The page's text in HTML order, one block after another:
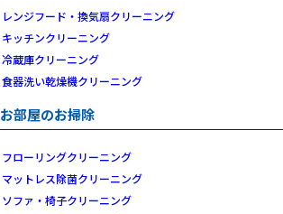
レンジフード・換気扇クリーニング
キッチンクリーニング
冷蔵庫クリーニング
食器洗い乾燥機クリーニング
お部屋のお掃除
フローリングクリーニング
マットレス除菌クリーニング
ソファ・椅子クリーニング